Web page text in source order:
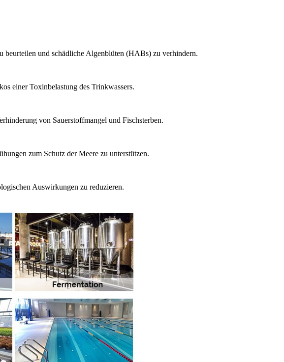
beurteilen und schädliche Algenblüten (HABs) zu verhindern.
einer Toxinbelastung des Trinkwassers.
von Sauerstoffmangel und Fischsterben.
zum Schutz der Meere zu unterstützen.
Auswirkungen zu reduzieren.